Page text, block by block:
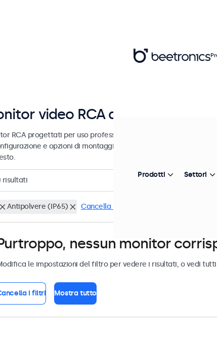
video RCA da 7 a 32 pollici
RCA progettati per uso professionale e uso continuativo.
e opzioni di montaggio versatili, consentendo loro
risultati
Antipolvere (IP65) Cancella i filtri
nessun monitor
le impostazioni del filtro per vedere i risultati, o vedi
i filtri Mostra tutto
Prodotti Settori